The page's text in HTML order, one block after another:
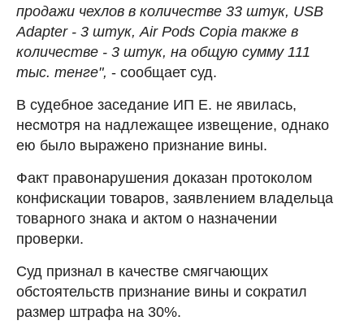
продажи чехлов в количестве 33 штук, USB
Adapter - 3 штук, Air Pods Copia также в
количестве - 3 штук, на общую сумму 111
тыс. тенге", - сообщает суд.
В судебное заседание ИП Е. не явилась,
несмотря на надлежащее извещение, однако
ею было выражено признание вины.
Факт правонарушения доказан протоколом
конфискации товаров, заявлением владельца
товарного знака и актом о назначении
проверки.
Суд признал в качестве смягчающих
обстоятельств признание вины и сократил
размер штрафа на 30%.